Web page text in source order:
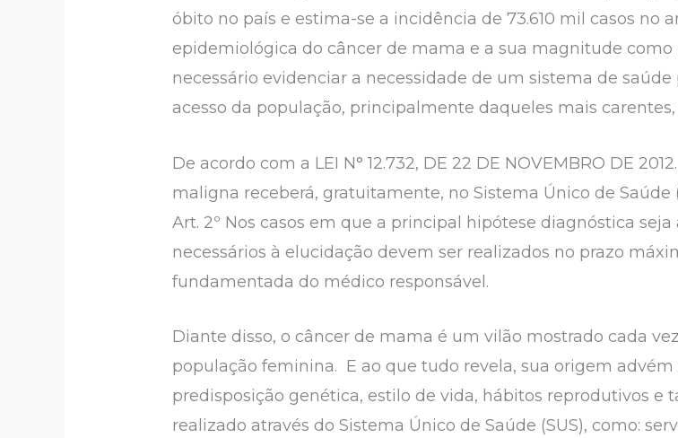
óbito no país e estima-se a incidência de 73.610 mil casos no
epidemiológica do câncer de mama e a sua magnitude
necessário evidenciar a necessidade de um sistema de
acesso da população, principalmente daqueles mais carentes,
De acordo com a LEI N° 12.732, DE 22 DE NOVEMBRO DE
maligna receberá, gratuitamente, no Sistema Único de Saúde
Art. 2º Nos casos em que a principal hipótese diagnóstica
necessários à elucidação devem ser realizados no prazo
fundamentada do médico responsável.
Diante disso, o câncer de mama é um vilão mostrado cada
população feminina. E ao que tudo revela, sua origem
predisposição genética, estilo de vida, hábitos reprodutivos
realizado através do Sistema Único de Saúde (SUS), como: